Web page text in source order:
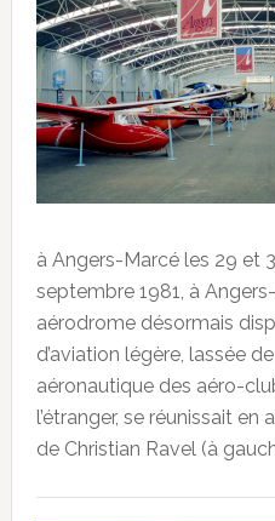
à Angers-Marcé les 29 et
septembre 1981, à
aérodrome désormais
d’aviation légère, lassée
aéronautique des aéro-
l’étranger, se réunissait en
de Christian Ravel (à